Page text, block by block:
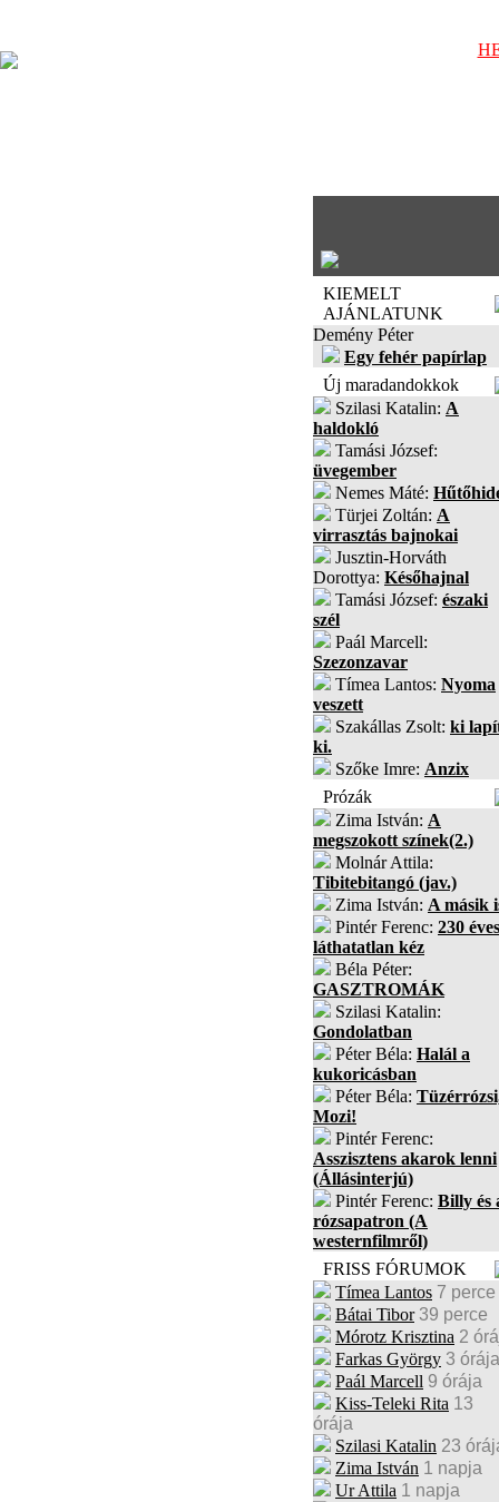
KIEMELT
AJÁNLATUNK
Demény Péter
Egy fehér papírlap
Új maradandokkok
Szilasi Katalin: A
haldokló
Tamási József:
üvegember
Nemes Máté:
Türjei Zoltán: A
virrasztás bajnokai
Jusztin-Horváth
Dorottya: Későhajnal
Tamási József: északi
szél
Paál Marcell:
Szezonzavar
Tímea Lantos: Nyoma
veszett
Szakállas Zsolt: ki
ki.
Szőke Imre: Anzix
Prózák
Zima István: A
megszokott színek(2.)
Molnár Attila:
Tibitebitangó (jav.)
Zima István: A másik
Pintér Ferenc: 230
láthatatlan kéz
Béla Péter:
GASZTROMÁK
Szilasi Katalin:
Gondolatban
Péter Béla: Halál a
kukoricásban
Péter Béla:
Mozi!
Pintér Ferenc:
Asszisztens akarok lenni
(Állásinterjú)
Pintér Ferenc: Billy és
rózsapatron (A
westernfilmről)
FRISS FÓRUMOK
Tímea Lantos 7 perce
Bátai Tibor 39 perce
Mórotz Krisztina 2
Farkas György 3 órája
Paál Marcell 9 órája
Kiss-Teleki Rita 13
órája
Szilasi Katalin 23
Zima István 1 napja
Ur Attila 1 napja